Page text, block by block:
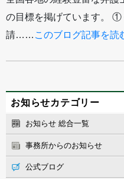
の目標を掲げています。 ①
請…… このブログ記事を読
お知らせカテゴリー
お知らせ 総合一覧
事務所からのお知らせ
公式ブログ